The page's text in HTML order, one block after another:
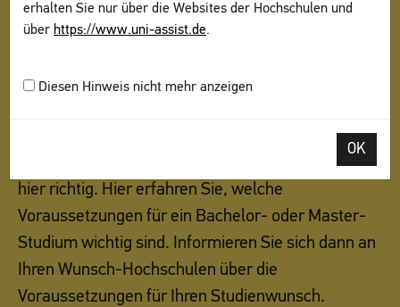
erhalten Sie nur über die Websites der Hochschulen und
über https://www.uni-assist.de.
Diesen Hinweis nicht mehr anzeigen
OK
1. VORAB INFORMIEREN
Sie möchten in Deutschland studieren? uni-assist
ist für Ihre Bewerbung zuständig? Dann sind Sie
hier richtig. Hier erfahren Sie, welche
Voraussetzungen für ein Bachelor- oder Master-
Studium wichtig sind. Informieren Sie sich dann an
Ihren Wunsch-Hochschulen über die
Voraussetzungen für Ihren Studienwunsch.
3. DOKUMENTE SAMMELN
Mehr erfahren
Mehr erfahren
Mehr erfahren
Mehr erfahren